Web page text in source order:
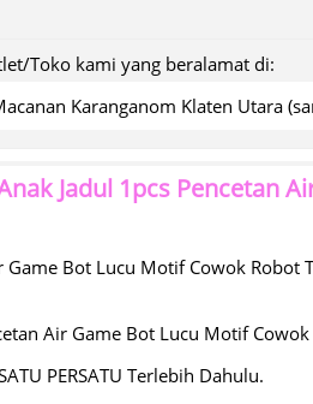
Toko kami yang beralamat di:
Karanganom Klaten Utara
Jadul 1pcs Pencetan
Bot Lucu Motif Cowok Robot
Air Game Bot Lucu Motif
PERSATU Terlebih Dahulu.